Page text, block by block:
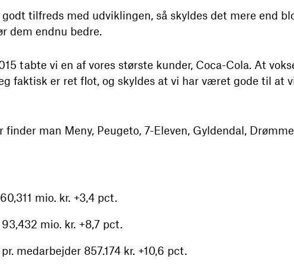
tilfreds med udviklingen, så skyldes det mere end
dem endnu bedre.
tabte vi en af vores største kunder, Coca-Cola. At
faktisk er ret flot, og skyldes at vi har været gode til at
finder man Meny, Peugeto, 7-Eleven, Gyldendal,
mio. kr. +3,4 pct.
mio. kr. +8,7 pct.
medarbejder 857.174 kr. +10,6 pct.